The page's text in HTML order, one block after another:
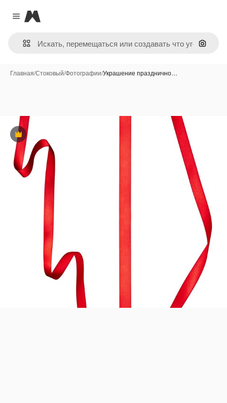
Close menu
Magnific
Поиск
Главная/Стоковый/Фотографии/Украшение празднично…
Премиум